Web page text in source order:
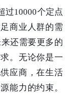
过10000个定点
商业人群的需
还需要更多的
。无论你是一
应商，在生活
能力的约束。